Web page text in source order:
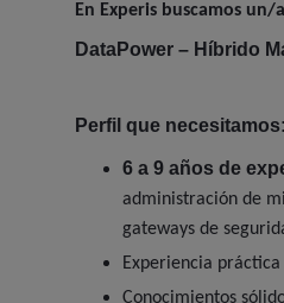
En Experis buscamos un/a
DataPower – Híbrido
Perfil que necesitamos:
6 a 9 años de
administración de
gateways de
Experiencia práctica
Conocimientos